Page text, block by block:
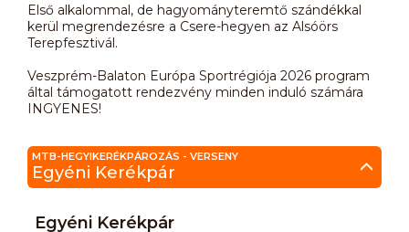
Első alkalommal, de hagyományteremtő szándékkal
kerül megrendezésre a Csere-hegyen az Alsóörs
Terepfesztivál.
Veszprém-Balaton Európa Sportrégiója 2026 program
által támogatott rendezvény minden induló számára
INGYENES!
MTB-HEGYIKERÉKPÁROZÁS - VERSENY
Egyéni Kerékpár
Egyéni Kerékpár